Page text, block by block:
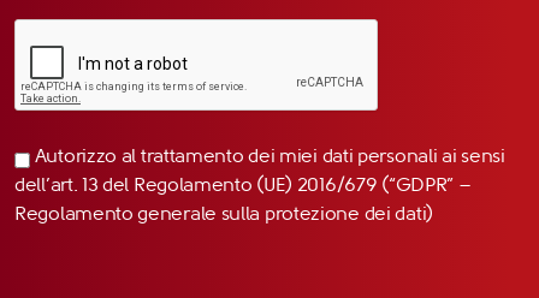
Autorizzo al trattamento dei miei dati personali ai sensi
dell’art. 13 del Regolamento (UE) 2016/679 (“GDPR” –
Regolamento generale sulla protezione dei dati)